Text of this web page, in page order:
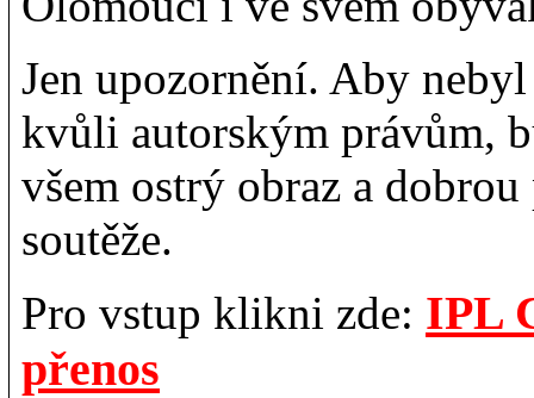
Jen upozornění. Aby
kvůli autorským právům,
všem ostrý obraz a
soutěže.
Pro vstup klikni zde: IPL
přenos